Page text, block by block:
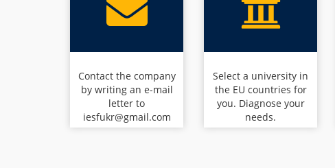
Contact the company
by writing an e-mail
letter to
iesfukr@gmail.com
Select a university in
the EU countries for
you. Diagnose your
needs.